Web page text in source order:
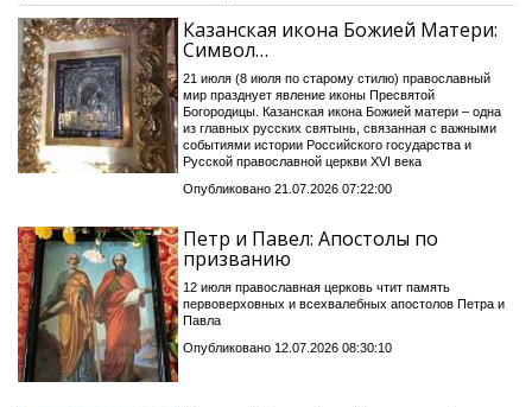
Казанская икона Божией Матери:
Символ…
21 июля (8 июля по старому стилю) православный
мир празднует явление иконы Пресвятой
Богородицы. Казанская икона Божией матери – одна
из главных русских святынь, связанная с важными
событиями истории Российского государства и
Русской православной церкви XVI века
Опубликовано 21.07.2026 07:22:00
Петр и Павел: Апостолы по
призванию
12 июля православная церковь чтит память
первоверховных и всехвалебных апостолов Петра и
Павла
Опубликовано 12.07.2026 08:30:10